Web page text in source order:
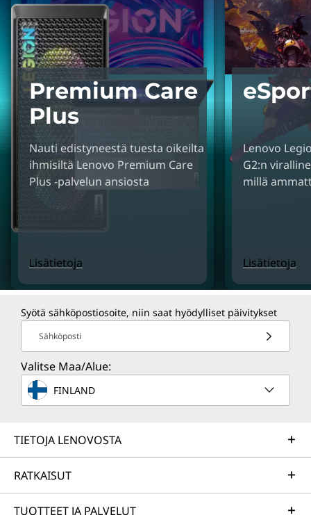
Premium Care
Plus
Nauti edistyneestä tuesta oikeilta
ihmisiltä Lenovo Premium Care
Plus -palvelun ansiosta
Lisätietoja
Lenovo
G2:n
millä
Lisätietoja
Syötä sähköpostiosoite, niin saat hyödylliset päivitykset
Sähköposti
Valitse Maa/Alue:
FINLAND
TIETOJA LENOVOSTA
RATKAISUT
TUOTTEET JA PALVELUT